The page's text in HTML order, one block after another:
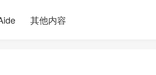
其他内容